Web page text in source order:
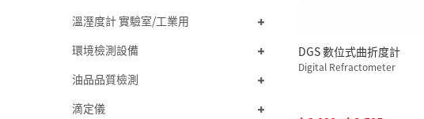
溫溼度計 實驗室/工業用
環境檢測設備
油品品質檢測
滴定儀
DGS 數位式曲折度計
Digital Refractometer